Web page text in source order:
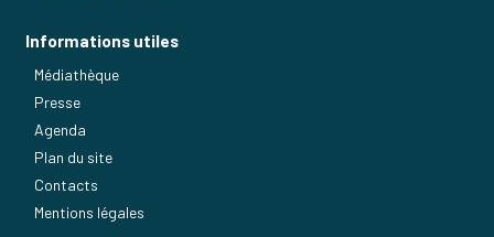
Informations utiles
Médiathèque
Presse
Agenda
Plan du site
Contacts
Mentions légales